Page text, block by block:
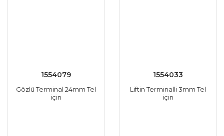
1554079
Gözlü Terminal 24mm Tel
için
1554033
Liftin Terminalli 3mm Tel
için